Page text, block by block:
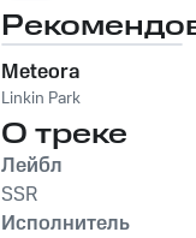
Meteora
Linkin Park
О треке
Лейбл
SSR
Исполнитель